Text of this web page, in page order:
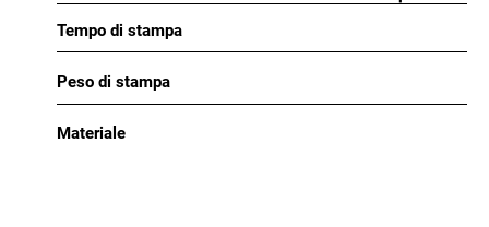
Tempo di stampa
Peso di stampa
Materiale